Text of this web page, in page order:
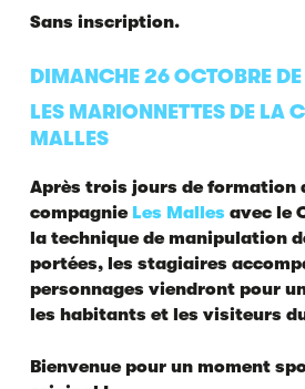
Sans inscription.
DIMANCHE 26 OCTOBRE DE
LES MARIONNETTES DE LA
MALLES
Après trois jours de formation
compagnie Les Malles avec le
la technique de manipulation
portées, les stagiaires
personnages viendront pour
les habitants et les visiteurs
Bienvenue pour un moment